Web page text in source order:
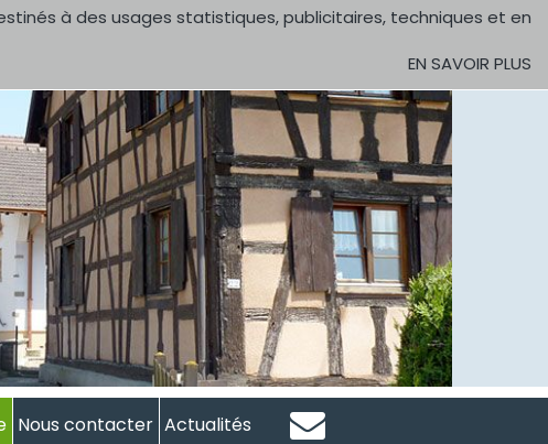
à des usages statistiques, publicitaires, techniques et en
EN SAVOIR PLUS
Nous contacter Actualités